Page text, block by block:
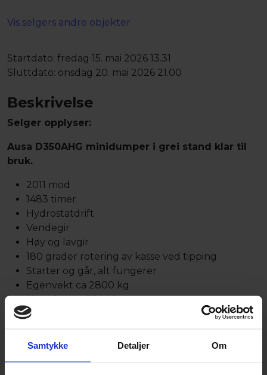
Samtykke Detaljer Om
Vis selgers andre objekter
Startdato: fredag 15. mai 2026 13.31
Sluttdato: onsdag 20. mai 2026 21.00
Beskrivelse
Selger opplyser:
Ausa D350AHG minidumper i grei stand klar til
bruk.
2011 mod
1483 timer
Hydrostatdrift
Vendegir
Høy og lavgir
180 grader rotering av kasse ved tipping
Starter og går, alt fungerer
Egenvekt ca 2800 kg
Nyttelast ca 3500 kg
Lokasjon: Kristiansand